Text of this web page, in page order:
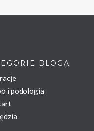
BLOGA
i podologia